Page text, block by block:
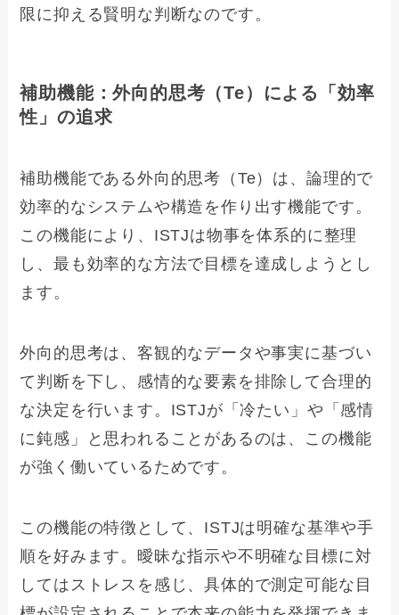
限に抑える賢明な判断なのです。
補助機能：外向的思考（Te）による「効率
性」の追求
補助機能である外向的思考（Te）は、論理的で
効率的なシステムや構造を作り出す機能です。
この機能により、ISTJは物事を体系的に整理
し、最も効率的な方法で目標を達成しようとし
ます。
外向的思考は、客観的なデータや事実に基づい
て判断を下し、感情的な要素を排除して合理的
な決定を行います。ISTJが「冷たい」や「感情
に鈍感」と思われることがあるのは、この機能
が強く働いているためです。
この機能の特徴として、ISTJは明確な基準や手
順を好みます。曖昧な指示や不明確な目標に対
してはストレスを感じ、具体的で測定可能な目